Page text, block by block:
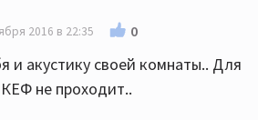
2016 в 22:35 0
и акустику своей комнаты.. Для
не проходит..